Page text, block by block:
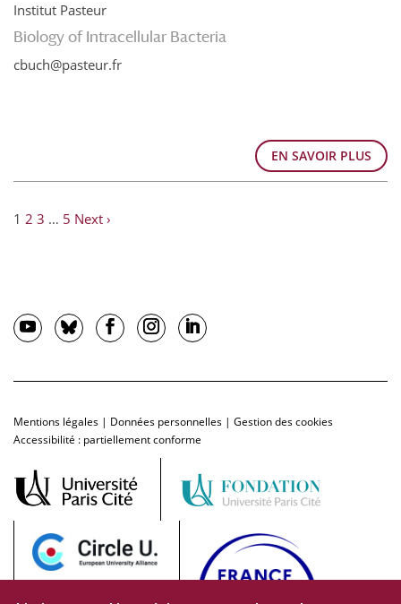
Institut Pasteur
Biology of Intracellular Bacteria
cbuch@pasteur.fr
EN SAVOIR PLUS
1 2 3 … 5 Next ›
Mentions légales | Données personnelles | Gestion des cookies
Accessibilité : partiellement conforme